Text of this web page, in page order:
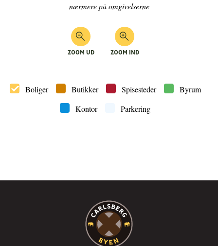
nærmere på omgivelserne
ZOOM UD ZOOM IND
Boliger Butikker Spisesteder
Byrum
Kontor
Parkering